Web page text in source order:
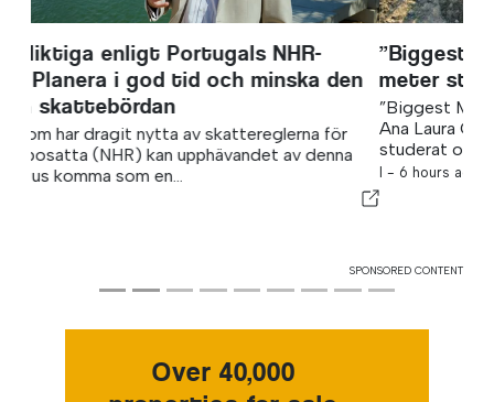
”Biggest Mini Forest” förvandlar 3x3
meter stora tomter till matskogar
”Biggest Mini Forest” startade när Luís Afonso och
Ana Laura Cruz båda insåg att de områden där de hade
studerat och...
I - 6 hours ago
SPONSORED CONTENT
Over 40,000